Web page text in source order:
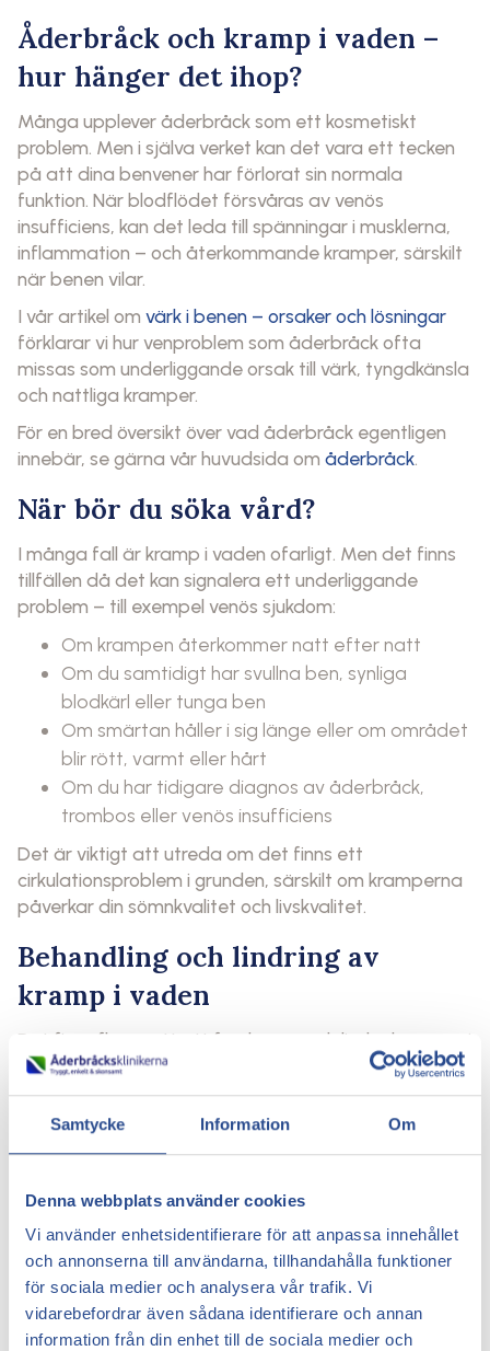
Samtycke Information Om
Denna webbplats använder cookies
Vi använder enhetsidentifierare för att anpassa innehållet
och annonserna till användarna, tillhandahålla funktioner
för sociala medier och analysera vår trafik. Vi
vidarebefordrar även sådana identifierare och annan
information från din enhet till de sociala medier och
Åderbråck och kramp i vaden –
hur hänger det ihop?
Många upplever åderbråck som ett kosmetiskt
problem. Men i själva verket kan det vara ett tecken
på att dina benvener har förlorat sin normala
funktion. När blodflödet försvåras av venös
insufficiens, kan det leda till spänningar i musklerna,
inflammation – och återkommande kramper, särskilt
när benen vilar.
I vår artikel om värk i benen – orsaker och lösningar
förklarar vi hur venproblem som åderbråck ofta
missas som underliggande orsak till värk, tyngdkänsla
och nattliga kramper.
För en bred översikt över vad åderbråck egentligen
innebär, se gärna vår huvudsida om åderbråck.
När bör du söka vård?
I många fall är kramp i vaden ofarligt. Men det finns
tillfällen då det kan signalera ett underliggande
problem – till exempel venös sjukdom:
Om krampen återkommer natt efter natt
Om du samtidigt har svullna ben, synliga
blodkärl eller tunga ben
Om smärtan håller i sig länge eller om området
blir rött, varmt eller hårt
Om du har tidigare diagnos av åderbråck,
trombos eller venös insufficiens
Det är viktigt att utreda om det finns ett
cirkulationsproblem i grunden, särskilt om kramperna
påverkar din sömnkvalitet och livskvalitet.
Behandling och lindring av
kramp i vaden
Det finns flera sätt att förebygga och lindra kramper i
vaden – beroende på orsak:
Daglig stretching: Särskilt innan läggdags kan
minska nattliga kramper.
Magnesiumtillskott: Hjälper vissa, särskilt äldre
och gravida, som ofta har brist.
Kompressionsstrumpor: Förbättrar blodflödet
och minskar venös trötthet.
Behandling av åderbråck: Många patienter
upplever att deras kramper minskar eller
försvinner helt efter behandling av åderbråck.